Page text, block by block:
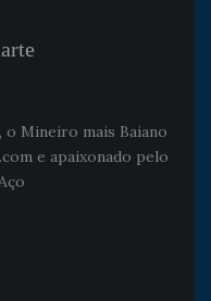
o Mineiro mais Baiano
e apaixonado pelo